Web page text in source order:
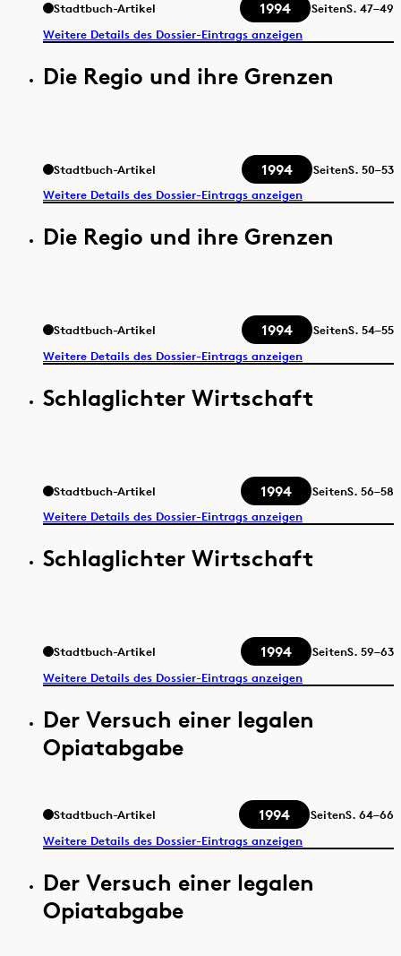
Stadtbuch-Artikel 1994 SeitenS. 47–49
Weitere Details des Dossier-Eintrags anzeigen
Die Regio und ihre Grenzen
Stadtbuch-Artikel 1994 SeitenS. 50–53
Weitere Details des Dossier-Eintrags anzeigen
Die Regio und ihre Grenzen
Stadtbuch-Artikel 1994 SeitenS. 54–55
Weitere Details des Dossier-Eintrags anzeigen
Schlaglichter Wirtschaft
Stadtbuch-Artikel 1994 SeitenS. 56–58
Weitere Details des Dossier-Eintrags anzeigen
Schlaglichter Wirtschaft
Stadtbuch-Artikel 1994 SeitenS. 59–63
Weitere Details des Dossier-Eintrags anzeigen
Der Versuch einer legalen
Opiatabgabe
Stadtbuch-Artikel 1994 SeitenS. 64–66
Weitere Details des Dossier-Eintrags anzeigen
Der Versuch einer legalen
Opiatabgabe